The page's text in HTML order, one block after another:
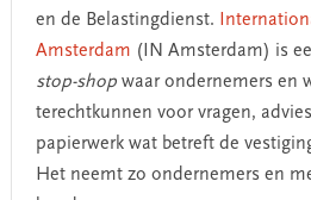
en de Belastingdienst.
Amsterdam (IN Amsterdam) is
stop-shop waar ondernemers en
terechtkunnen voor vragen,
papierwerk wat betreft de
Het neemt zo ondernemers en